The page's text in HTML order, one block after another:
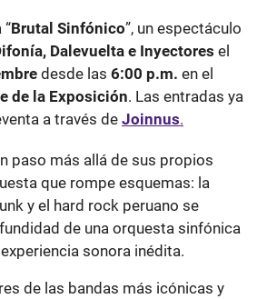
Brutal Sinfónico”, un espectáculo
Dalevuelta e Inyectores el
desde las 6:00 p.m. en el
de la Exposición. Las entradas ya
a través de Joinnus.
paso más allá de sus propios
que rompe esquemas: la
y el hard rock peruano se
de una orquesta sinfónica
sonora inédita.
de las bandas más icónicas y